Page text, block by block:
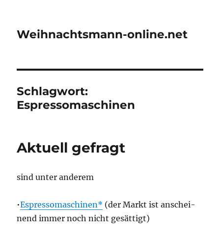
Weihnachtsmann-online.net
Schlagwort:
Espressomaschinen
Aktuell gefragt
sind unter anderem
•Espres­so­ma­schi­nen
(der Markt ist anschei­
nend immer noch nicht gesättigt)